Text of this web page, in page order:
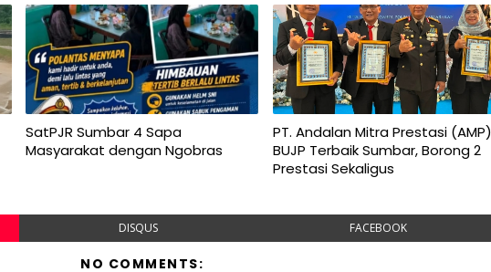
SatPJR Sumbar 4 Sapa
Masyarakat dengan Ngobras
PT. Andalan Mitra Prestasi (AMP)
BUJP Terbaik Sumbar, Borong 2
Prestasi Sekaligus
DISQUS FACEBOOK
NO COMMENTS: